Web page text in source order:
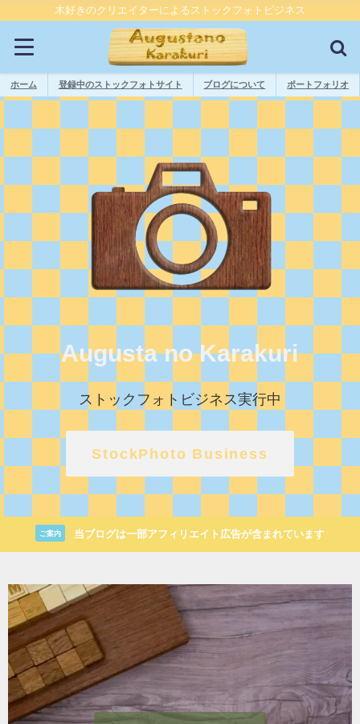
木好きのクリエイターによるストックフォトビジネス
ホーム 登録中のストックフォトサイト ブログについて ポートフォリオ
Augusta no Karakuri
ストックフォトビジネス実行中
StockPhoto Business
ご案内 当ブログは一部アフィリエイト広告が含まれています